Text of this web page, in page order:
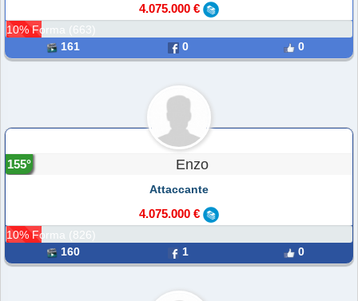
4.075.000 €
10% Forma (663)
161
0 0
Enzo
155°
Attaccante
4.075.000 €
10% Forma (826)
160
1 0